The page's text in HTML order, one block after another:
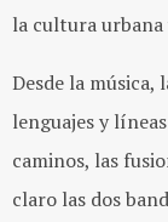
la cultura
Desde la música,
lenguajes y
caminos, las
claro las dos